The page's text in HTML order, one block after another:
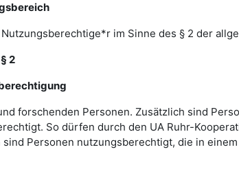
im Sinne des § 2 der
§ 2
forschenden Personen. Zusätzlich sind
So dürfen durch den UA Ruhr-
Personen nutzungsberechtigt, die in